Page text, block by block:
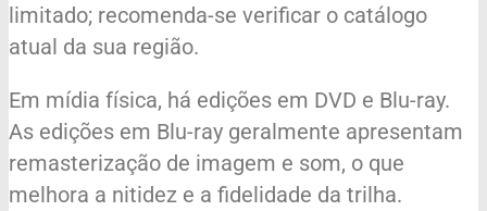
limitado; recomenda-se verificar o catálogo
atual da sua região.
Em mídia física, há edições em DVD e Blu-ray.
As edições em Blu-ray geralmente apresentam
remasterização de imagem e som, o que
melhora a nitidez e a fidelidade da trilha.